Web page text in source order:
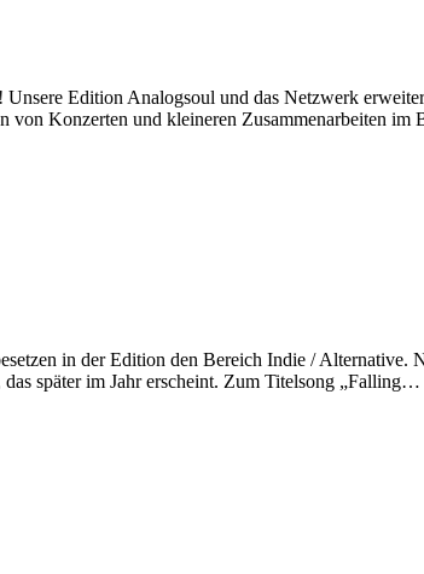
Edition Analogsoul und das Netzwerk
von Konzerten und kleineren Zusammenarbeiten
in der Edition den Bereich Indie / Alternative.
später im Jahr erscheint. Zum Titelsong „Falling…